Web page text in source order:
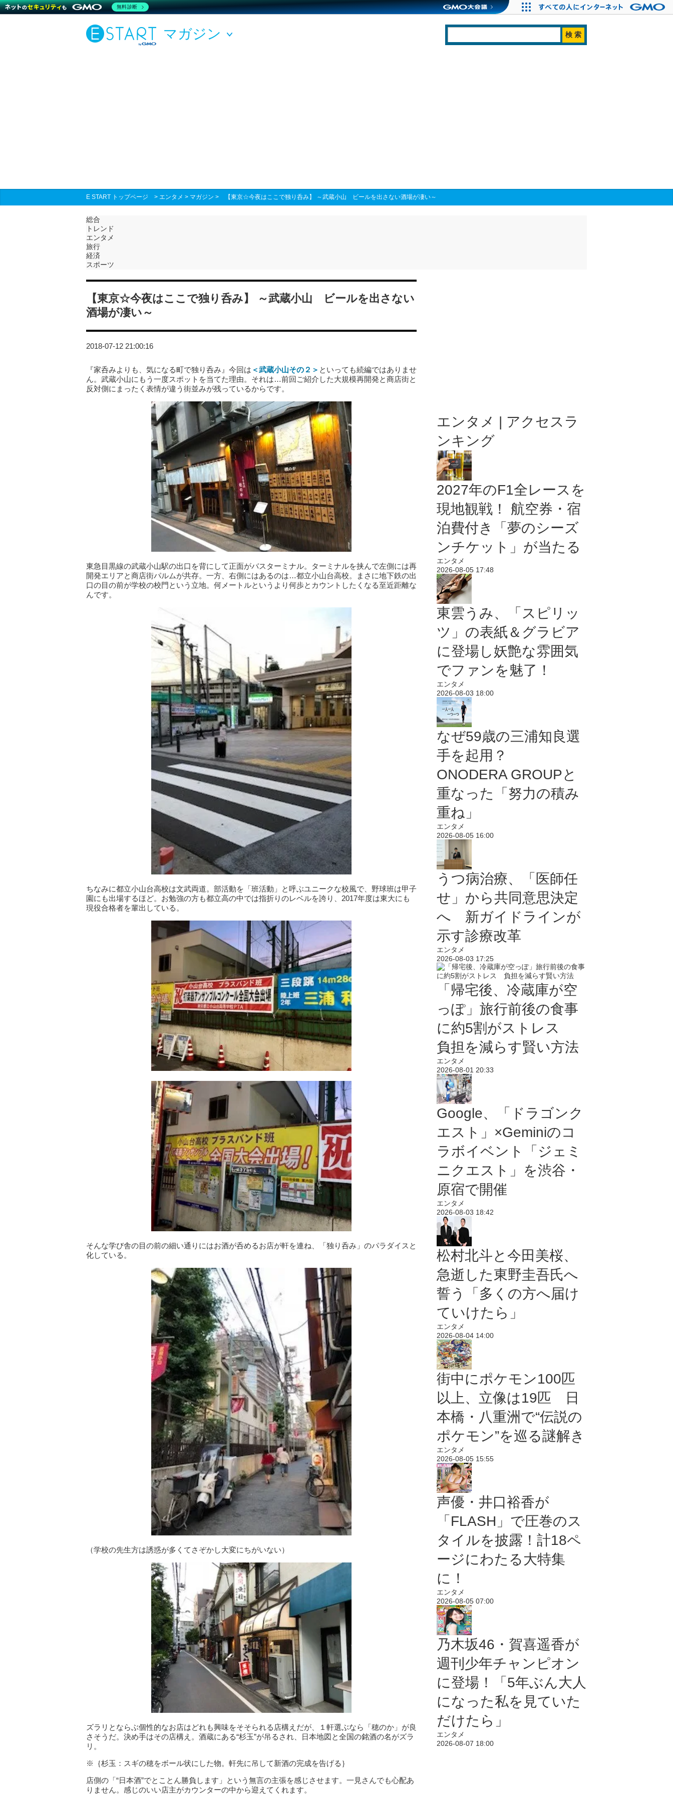
マガジン
E START トップページ > エンタメ > マガジン > 【東京☆今夜はここで独り呑み】 ～武蔵小山 ビールを出さない酒場が凄い～
総合
トレンド
エンタメ
旅行
経済
スポーツ
【東京☆今夜はここで独り呑み】 ～武蔵小山 ビールを出さない
酒場が凄い～
2018-07-12 21:00:16
『家呑みよりも、気になる町で独り呑み』今回は ＜武蔵小山その２＞ といっても続編ではありませ
ん。武蔵小山にもう一度スポットを当てた理由。それは…前回ご紹介した大規模再開発と商店街と
反対側にまったく表情が違う街並みが残っているからです。
東急目黒線の武蔵小山駅の出口を背にして正面がバスターミナル。ターミナルを挟んで左側には再
開発エリアと商店街パルムが共存。一方、右側にはあるのは…都立小山台高校。まさに地下鉄の出
口の目の前が学校の校門という立地。何メートルというより何歩とカウントしたくなる至近距離な
んです。
ちなみに都立小山台高校は文武両道。部活動を「班活動」と呼ぶユニークな校風で、野球班は甲子
園にも出場するほど。お勉強の方も都立高の中では指折りのレベルを誇り、2017年度は東大にも
現役合格者を輩出している。
そんな学び舎の目の前の細い通りにはお酒が呑めるお店が軒を連ね、「独り呑み」のパラダイスと
化している。
（学校の先生方は誘惑が多くてさぞかし大変にちがいない）
ズラリとならぶ個性的なお店はどれも興味をそそられる店構えだが、１軒選ぶなら「穂のか」が良
さそうだ。決め手はその店構え。酒蔵にある“杉玉”が吊るされ、日本地図と全国の銘酒の名がズラ
リ。
※｛杉玉：スギの穂をボール状にした物。軒先に吊して新酒の完成を告げる｝
店側の「“日本酒”でとことん勝負します」という無言の主張を感じさせます。一見さんでも心配あ
りません。感じのいい店主がカウンターの中から迎えてくれます。
エンタメ | アクセスラ
ンキング
2027年のF1全レースを
現地観戦！ 航空券・宿
泊費付き「夢のシーズ
ンチケット」が当たる
エンタメ
2026-08-05 17:48
東雲うみ、「スピリッ
ツ」の表紙＆グラビア
に登場し妖艶な雰囲気
でファンを魅了！
エンタメ
2026-08-03 18:00
なぜ59歳の三浦知良選
手を起用？
ONODERA GROUPと
重なった「努力の積み
重ね」
エンタメ
2026-08-05 16:00
うつ病治療、「医師任
せ」から共同意思決定
へ 新ガイドラインが
示す診療改革
エンタメ
2026-08-03 17:25
「帰宅後、冷蔵庫が空
っぽ」旅行前後の食事
に約5割がストレス
負担を減らす賢い方法
エンタメ
2026-08-01 20:33
Google、「ドラゴンク
エスト」×Geminiのコ
ラボイベント「ジェミ
ニクエスト」を渋谷・
原宿で開催
エンタメ
2026-08-03 18:42
松村北斗と今田美桜、
急逝した東野圭吾氏へ
誓う「多くの方へ届け
ていけたら」
エンタメ
2026-08-04 14:00
街中にポケモン100匹
以上、立像は19匹 日
本橋・八重洲で“伝説の
ポケモン”を巡る謎解き
エンタメ
2026-08-05 15:55
声優・井口裕香が
「FLASH」で圧巻のス
タイルを披露！計18ペ
ージにわたる大特集
に！
エンタメ
2026-08-05 07:00
乃木坂46・賀喜遥香が
週刊少年チャンピオン
に登場！「5年ぶん大人
になった私を見ていた
だけたら」
エンタメ
2026-08-07 18:00
無料診断